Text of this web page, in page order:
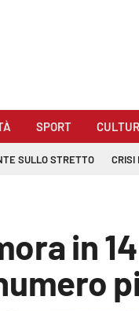
SPORT
SULLO STRETTO CRISI
in